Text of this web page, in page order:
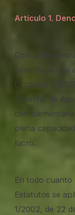
Artículo 1.
Con la
constituye una
Orgánica 1/
Derecho de
plena
lucro.
En todo
Estatutos se
1/2002, de 22